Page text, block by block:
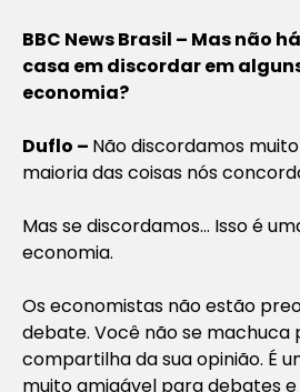
BBC News Brasil – Mas não
casa em discordar em
economia?
Duflo – Não discordamos
maioria das coisas nós
Mas se discordamos… Isso é
economia.
Os economistas não estão
debate. Você não se machuca
compartilha da sua opinião. É
muito amigável para debates e